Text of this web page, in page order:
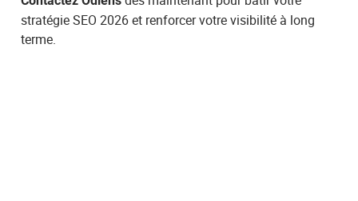
stratégie SEO 2026 et renforcer votre visibilité à long
terme.